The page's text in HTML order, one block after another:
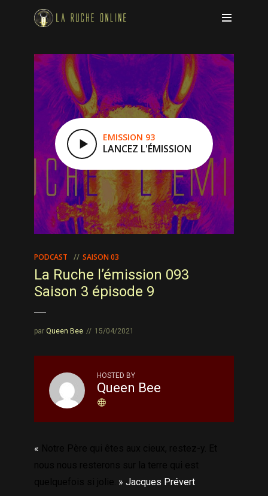
EMISSION 93
LANCEZ L'ÉMISSION
PODCAST SAISON 03
La Ruche l’émission 093
Saison 3 épisode 9
par Queen Bee 15/04/2021
HOSTED BY
Queen Bee
«
» Jacques Prévert